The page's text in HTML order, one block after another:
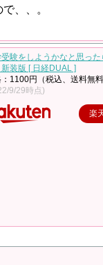
、、。
験をしようかなと思っ
装版 [ 日経DUAL ]
1100円（税込、送料無
9/29時点)
楽